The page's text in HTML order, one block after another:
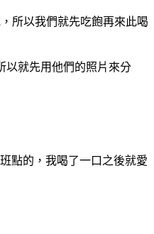
所以我們就先吃飽再來此喝
以就先用他們的照片來分
點的，我喝了一口之後就愛